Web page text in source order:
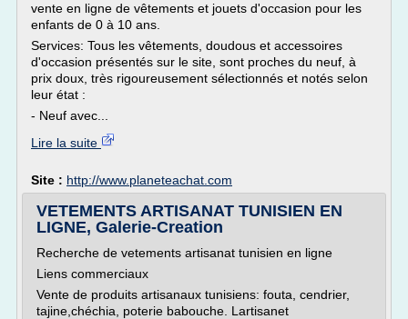
vente en ligne de vêtements et jouets d'occasion pour les
enfants de 0 à 10 ans.
Services: Tous les vêtements, doudous et accessoires
d'occasion présentés sur le site, sont proches du neuf, à
prix doux, très rigoureusement sélectionnés et notés selon
leur état :
- Neuf avec...
Lire la suite
Site : http://www.planeteachat.com
VETEMENTS ARTISANAT TUNISIEN EN
LIGNE, Galerie-Creation
Recherche de vetements artisanat tunisien en ligne
Liens commerciaux
Vente de produits artisanaux tunisiens: fouta, cendrier,
tajine,chéchia, poterie babouche. Lartisanet